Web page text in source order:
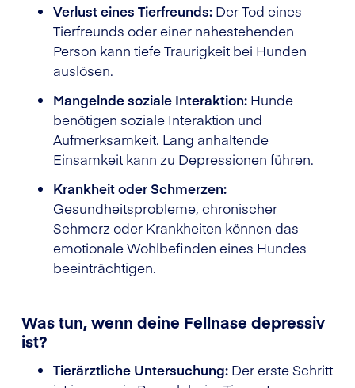
Verlust eines Tierfreunds: Der Tod eines
Tierfreunds oder einer nahestehenden
Person kann tiefe Traurigkeit bei Hunden
auslösen.
Mangelnde soziale Interaktion: Hunde
benötigen soziale Interaktion und
Aufmerksamkeit. Lang anhaltende
Einsamkeit kann zu Depressionen führen.
Krankheit oder Schmerzen:
Gesundheitsprobleme, chronischer
Schmerz oder Krankheiten können das
emotionale Wohlbefinden eines Hundes
beeinträchtigen.
Was tun, wenn deine Fellnase depressiv
ist?
Tierärztliche Untersuchung: Der erste Schritt